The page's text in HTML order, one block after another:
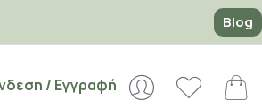
Blog
/ Εγγραφή